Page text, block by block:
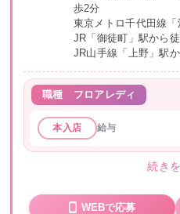
歩2分
東京メトロ千代田線
JR「御徒町」駅から
JR山手線「上野」駅
職種 フロアレディ
本入店 給与
続き
WEBで応募